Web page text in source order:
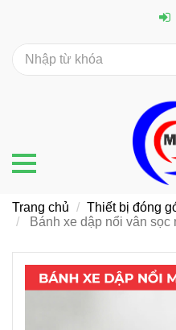
Trang chủ Thiết bị đóng
Bánh xe dập nổi vân